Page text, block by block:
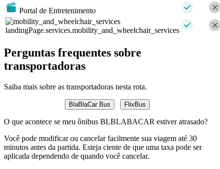
Portal de Entretenimento
landingPage.services.mobility_and_wheelchair_services
Perguntas frequentes sobre
transportadoras
Saiba mais sobre as transportadoras nesta rota.
BlaBlaCar Bus FlixBus
O que acontece se meu ônibus BLBLABACAR estiver atrasado?
Você pode modificar ou cancelar facilmente sua viagem até 30
minutos antes da partida. Esteja ciente de que uma taxa pode ser
aplicada dependendo de quando você cancelar.